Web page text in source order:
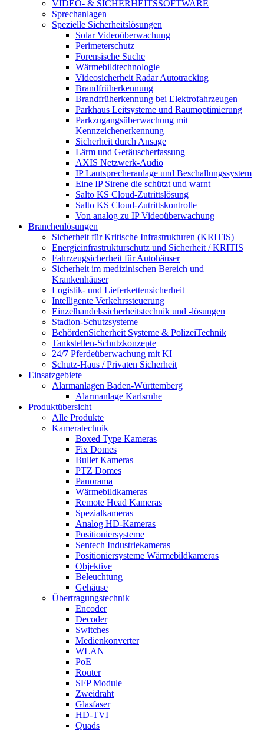
VIDEO- & SICHERHEITSSOFTWARE
Sprechanlagen
Spezielle Sicherheitslösungen
Solar Videoüberwachung
Perimeterschutz
Forensische Suche
Wärmebildtechnologie
Videosicherheit Radar Autotracking​
Brandfrüherkennung
Brandfrüherkennung bei Elektrofahrzeugen
Parkhaus Leitsysteme und Raumoptimierung
Parkzugangsüberwachung mit
Kennzeichenerkennung
Sicherheit durch Ansage
Lärm und Geräuscherfassung
AXIS Netzwerk-Audio
IP Lautsprecheranlage und Beschallungssystem
Eine IP Sirene die schützt und warnt
Salto KS Cloud-Zutrittslösung
Salto KS Cloud-Zutrittskontrolle
Von analog zu IP Videoüberwachung
Branchenlösungen
Sicherheit für Kritische Infrastrukturen (KRITIS)
Energieinfrastrukturschutz und Sicherheit / KRITIS
Fahrzeugsicherheit für Autohäuser
Sicherheit im medizinischen Bereich und
Krankenhäuser
Logistik- und Lieferkettensicherheit
Intelligente Verkehrssteuerung
Einzelhandelssicherheitstechnik und -lösungen
Stadion-Schutzsysteme
BehördenSicherheit Systeme & PolizeiTechnik
Tankstellen-Schutzkonzepte​
24/7 Pferdeüberwachung mit KI
Schutz-Haus / Privaten Sicherheit
Einsatzgebiete
Alarmanlagen Baden-Württemberg
Alarmanlage Karlsruhe
Produktübersicht
Alle Produkte
Kameratechnik
Boxed Type Kameras
Fix Domes
Bullet Kameras
PTZ Domes
Panorama
Wärmebildkameras
Remote Head Kameras
Spezialkameras
Analog HD-Kameras
Positioniersysteme
Sentech Industriekameras
Positioniersysteme Wärmebildkameras
Objektive
Beleuchtung
Gehäuse
Übertragungstechnik
Encoder
Decoder
Switches
Medienkonverter
WLAN
PoE
Router
SFP Module
Zweidraht
Glasfaser
HD-TVI
Quads